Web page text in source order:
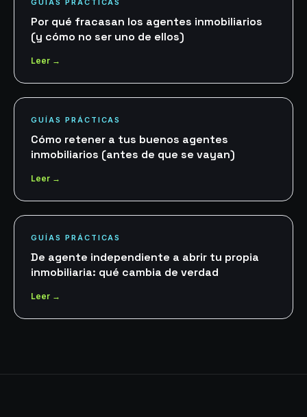
GUÍAS PRÁCTICAS
Por qué fracasan los agentes inmobiliarios
(y cómo no ser uno de ellos)
Leer →
GUÍAS PRÁCTICAS
Cómo retener a tus buenos agentes
inmobiliarios (antes de que se vayan)
Leer →
GUÍAS PRÁCTICAS
De agente independiente a abrir tu propia
inmobiliaria: qué cambia de verdad
Leer →